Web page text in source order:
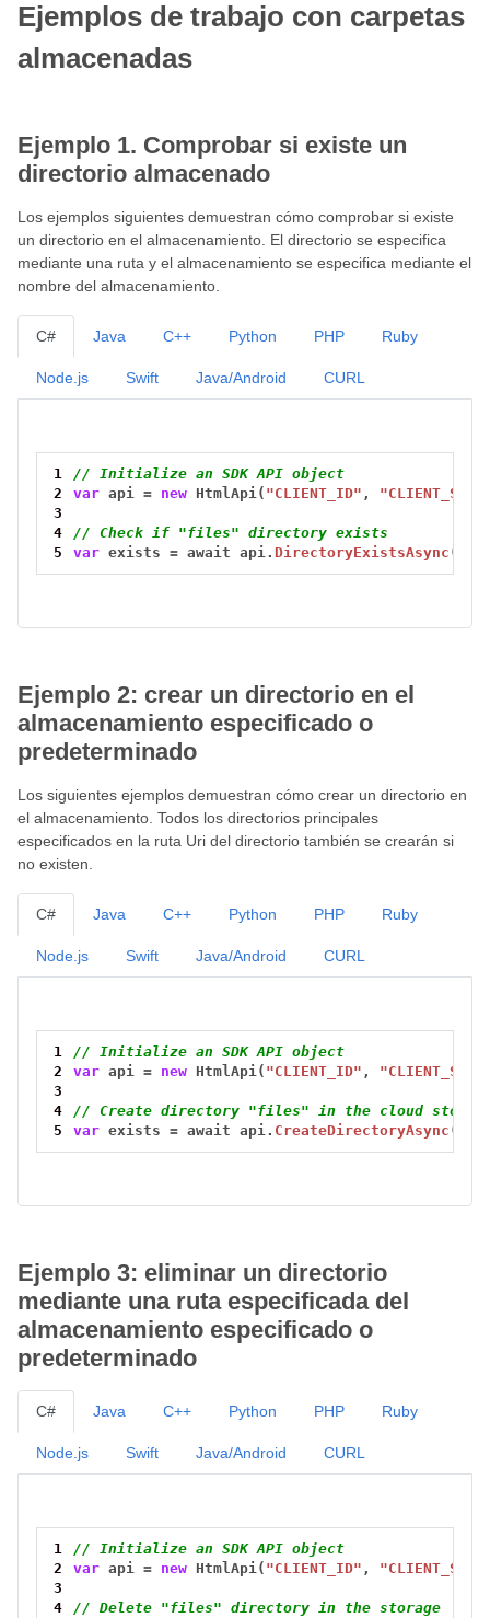
Ejemplos de trabajo con carpetas
almacenadas
Ejemplo 1. Comprobar si existe un
directorio almacenado
Los ejemplos siguientes demuestran cómo comprobar si existe
un directorio en el almacenamiento. El directorio se especifica
mediante una ruta y el almacenamiento se especifica mediante el
nombre del almacenamiento.
C#
1
// Initialize an SDK API object
2
var api = new HtmlApi( "CLIENT_ID" ,
3
4
// Check if "files" directory exists
5
var exists = await api.DirectoryExistsAsync (
Java C++ Python PHP Ruby
Node.js Swift Java/Android CURL
Ejemplo 2: crear un directorio en el
almacenamiento especificado o
predeterminado
Los siguientes ejemplos demuestran cómo crear un directorio en
el almacenamiento. Todos los directorios principales
especificados en la ruta Uri del directorio también se crearán si
no existen.
C#
1
// Initialize an SDK API object
2
var api = new HtmlApi( "CLIENT_ID" ,
3
4
// Create directory "files" in the cloud
5
var exists = await api. CreateDirectoryAsync (
Java C++ Python PHP Ruby
Node.js Swift Java/Android CURL
Ejemplo 3: eliminar un directorio
mediante una ruta especificada del
almacenamiento especificado o
predeterminado
C#
1
// Initialize an SDK API object
2
var api = new HtmlApi( "CLIENT_ID" ,
3
4
// Delete "files" directory in the storage
Java C++ Python PHP Ruby
Node.js Swift Java/Android CURL